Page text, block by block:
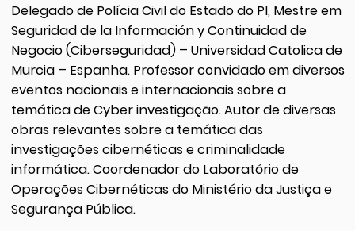
Delegado de Polícia Civil do Estado do PI, Mestre em
Seguridad de la Información y Continuidad de
Negocio (Ciberseguridad) – Universidad Catolica de
Murcia – Espanha. Professor convidado em diversos
eventos nacionais e internacionais sobre a
temática de Cyber investigação. Autor de diversas
obras relevantes sobre a temática das
investigações cibernéticas e criminalidade
informática. Coordenador do Laboratório de
Operações Cibernéticas do Ministério da Justiça e
Segurança Pública.